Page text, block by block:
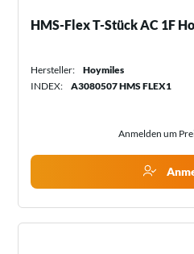
HMS-Flex T-Stück AC 1F
Hersteller:
Hoymiles
INDEX:
A3080507 HMS FLEX1
Anmelden um